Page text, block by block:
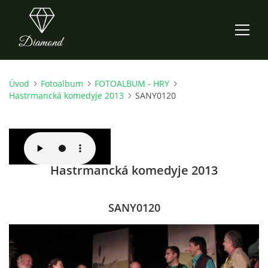
ÚVOD
O NÁS
CO NOVÉHO ZKOUŠÍME
Úvod Fotoalbum
FOTOALBUM - HRY
Hastrmancká komedyje 2013
SANY0120
Hastrmancká komedyje 2013
SANY0120